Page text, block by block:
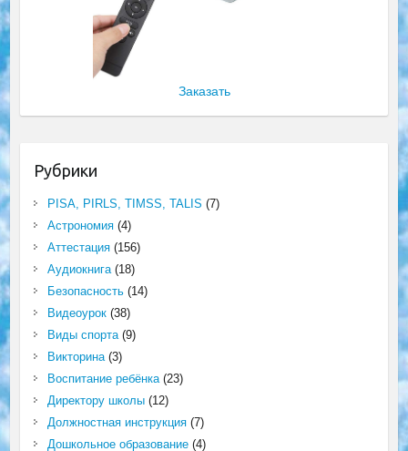
Заказать
Рубрики
PISA, PIRLS, TIMSS, TALIS (7)
Астрономия(4)
Аттестация(156)
Аудиокнига(18)
Безопасность(14)
Видеоурок(38)
Виды спорта(9)
Викторина(3)
Воспитание ребёнка(23)
Директору школы(12)
Должностная инструкция(7)
Дошкольное образование(4)